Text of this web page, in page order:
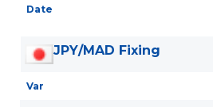
Date
JPY/MAD Fixing
Var